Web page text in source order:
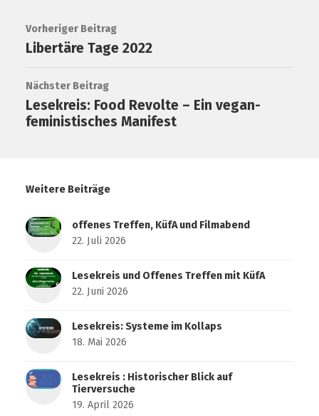
Vorheriger Beitrag
Libertäre Tage 2022
Nächster Beitrag
Lesekreis: Food Revolte – Ein vegan-
feministisches Manifest
Weitere Beiträge
offenes Treffen, KüfA und Filmabend
22. Juli 2026
Lesekreis und Offenes Treffen mit KüfA
22. Juni 2026
Lesekreis: Systeme im Kollaps
18. Mai 2026
Lesekreis : Historischer Blick auf
Tierversuche
19. April 2026